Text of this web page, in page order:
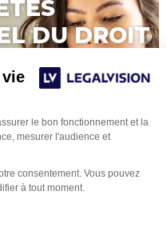
le bon fonctionnement et la
mesurer l'audience et
consentement. Vous pouvez
à tout moment.
DU DROIT
?
pour vos
?
formaliste